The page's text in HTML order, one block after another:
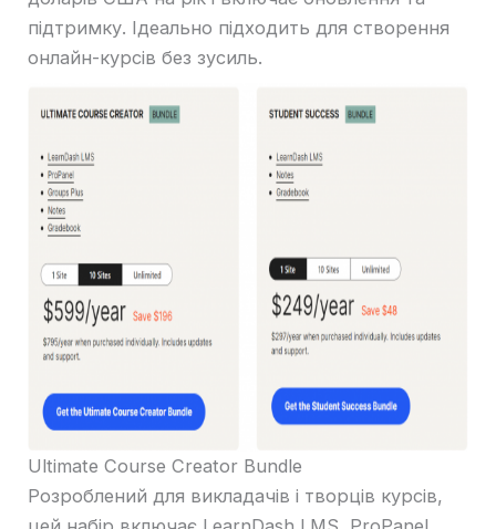
підтримку. Ідеально підходить для створення
онлайн-курсів без зусиль.
Ultimate Course Creator Bundle
Розроблений для викладачів і творців курсів,